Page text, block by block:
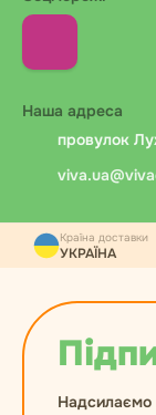
Наша адреса
провулок
Надсилаємо
Країна доставки
УКРАЇНА